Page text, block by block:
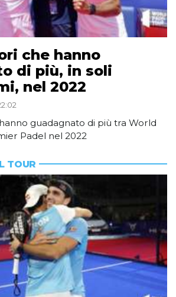
che hanno
di più, in soli
nel 2022
guadagnato di più tra World
Padel nel 2022
TOUR